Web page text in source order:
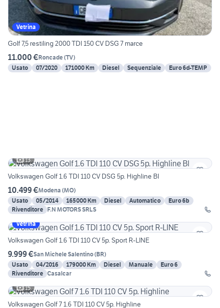
Vetrina
Golf 7,5 restiling 2000 TDI 150 CV DSG 7 marce
11.000 €Roncade(TV)
Usato
07/2020 171000 Km Diesel Sequenziale Euro 6d-TEMP
13
Volkswagen Golf 1.6 TDI 110 CV DSG 5p. Highline Bl
10.499 €Modena (MO)
Usato
05/2014 165000 Km Diesel Automatico
Euro 6b
Rivenditore F.N MOTORS SRLS
Vetrina
Volkswagen Golf 1.6 TDI 110 CV 5p. Sport R-LINE
9.999 €San Michele Salentino(BR)
Usato
04/2016 179000 Km Diesel Manuale
Euro 6
Rivenditore Casalcar
15
Volkswagen Golf 7 1.6 TDI 110 CV 5p. Highline